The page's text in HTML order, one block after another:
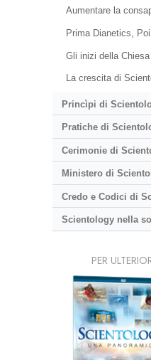
Aumentare la
Prima Dianetics,
Gli inizi della
La crescita di
Princìpi di
Pratiche di
Cerimonie di
Ministero di
Credo e Codici di
Scientology nella
PER